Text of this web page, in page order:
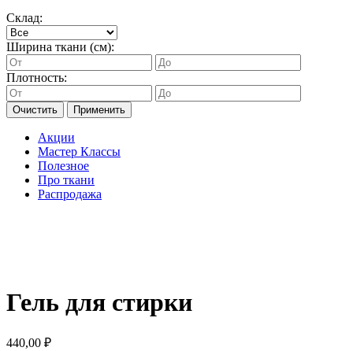
Склад:
Ширина ткани (см):
Плотность:
Очистить Применить
Акции
Мастер Классы
Полезное
Про ткани
Распродажа
Гель для стирки
440,00 ₽